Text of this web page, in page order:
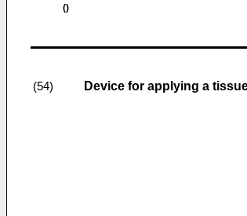
()
(54) Device for applying a